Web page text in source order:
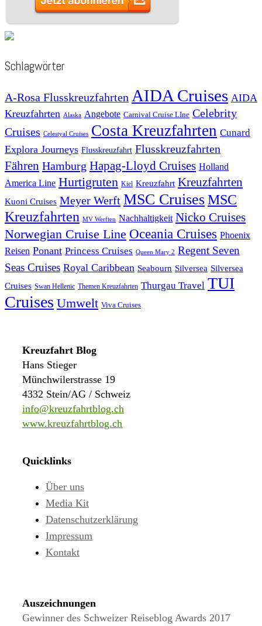
Schlagwörter
A-Rosa Flusskreuzfahrten AIDA Cruises AIDA
Kreuzfahrten
Alaska Angebote Carnival Cruise LIne Celebrity
Cruises Celestyal Cruises Costa Kreuzfahrten Cunard
Explora Journeys Flusskreuzfahrt Flusskreuzfahrten
Fähren Hamburg Hapag-Lloyd Cruises Holland
America Line Hurtigruten Kiel Kreuzfahrt Kreuzfahrten
Kuoni Cruises Meyer Werft MSC CruisesMSC
Kreuzfahrten MV Werften Nachhaltigkeit Nicko Cruises
Norwegian Cruise Line Oceania Cruises Phoenix
Reisen Ponant Princess Cruises Queen Mary 2 Regent Seven
Seas Cruises Royal Caribbean Seabourn Silversea Silversea
Cruises Swan Hellenic Themen Kreuzfahrten Thurgau Travel TUI
Cruises Umwelt Viva Cruises
Kreuzfahrt Blog
Hans Stieger
Münchwilerstrasse 19
4332 Stein/AG / Schweiz
info@kreuzfahrtblog.ch
www.kreuzfahrtblog.ch
Quicklinks
Über uns
Media Kit
Datenschutzerklärung
Impressum
Kontakt
Auszeichnungen
Gewinner des Schweizer Reiseblog Awards 2017